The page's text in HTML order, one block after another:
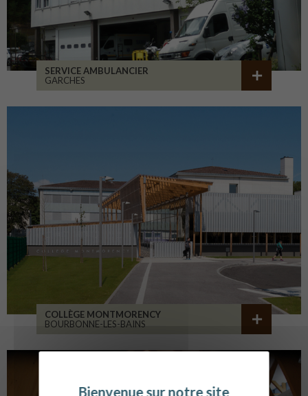
SERVICE AMBULANCIER
GARCHES
COLLÈGE MONTMORENCY
BOURBONNE-LES-BAINS